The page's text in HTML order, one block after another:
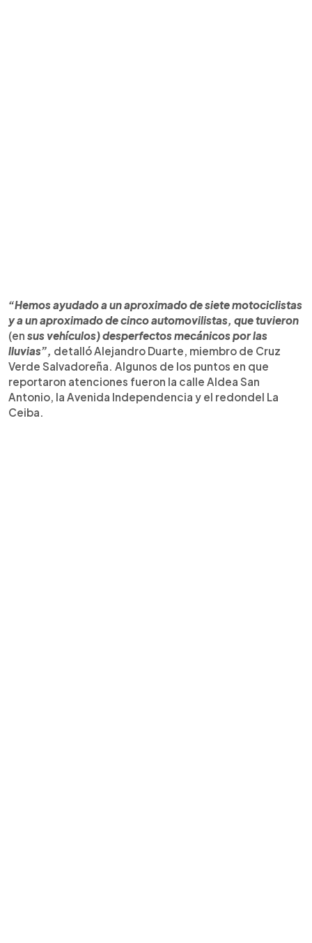
“Hemos ayudado a un aproximado de siete motociclistas
y a un aproximado de cinco automovilistas, que tuvieron
(en sus vehículos) desperfectos mecánicos por las
lluvias”, detalló Alejandro Duarte, miembro de Cruz
Verde Salvadoreña. Algunos de los puntos en que
reportaron atenciones fueron la calle Aldea San
Antonio, la Avenida Independencia y el redondel La
Ceiba.